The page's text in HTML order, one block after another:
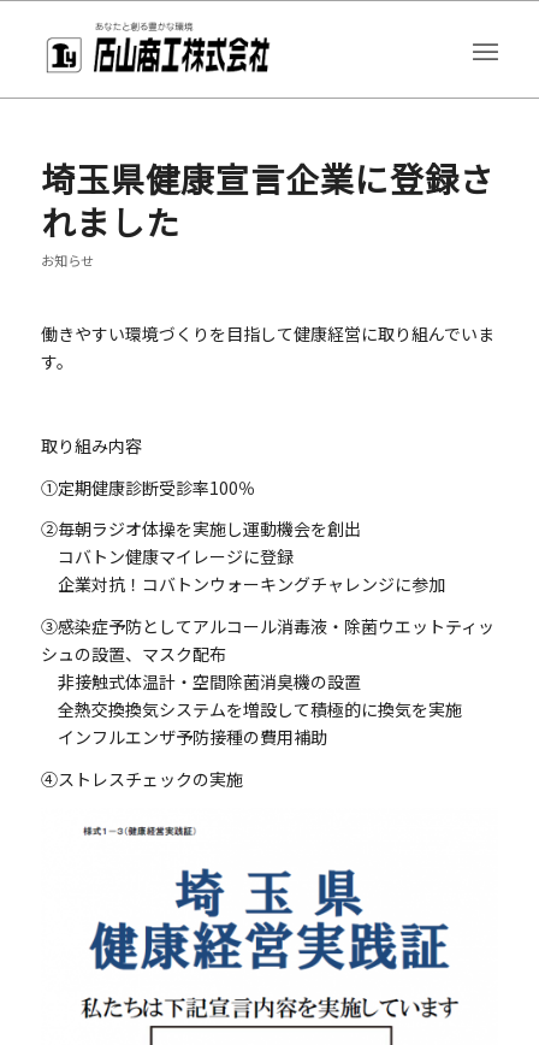
埼玉県健康宣言企業に登録さ
れました
お知らせ
働きやすい環境づくりを目指して健康経営に取り組んでいま
す。
取り組み内容
①定期健康診断受診率100％
②毎朝ラジオ体操を実施し運動機会を創出
コバトン健康マイレージに登録
企業対抗！コバトンウォーキングチャレンジに参加
③感染症予防としてアルコール消毒液・除菌ウエットティッ
シュの設置、マスク配布
非接触式体温計・空間除菌消臭機の設置
全熱交換換気システムを増設して積極的に換気を実施
インフルエンザ予防接種の費用補助
④ストレスチェックの実施